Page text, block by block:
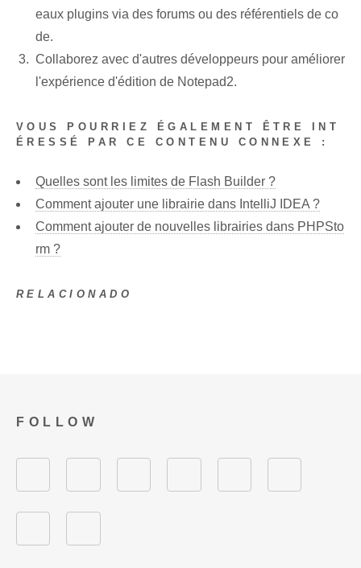
eaux plugins via des forums ou des référentiels de co
de.
Collaborez avec d'autres développeurs pour améliorer
l'expérience d'édition de Notepad2.
VOUS POURRIEZ ÉGALEMENT ÊTRE INT
ÉRESSÉ PAR CE CONTENU CONNEXE :
Quelles sont les limites de Flash Builder ?
Comment ajouter une librairie dans IntelliJ IDEA ?
Comment ajouter de nouvelles librairies dans PHPSto
rm ?
RELACIONADO
FOLLOW